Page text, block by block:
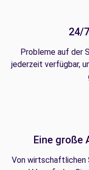
24/
Probleme auf der
jederzeit verfügbar,
Eine große
Von wirtschaftlichen